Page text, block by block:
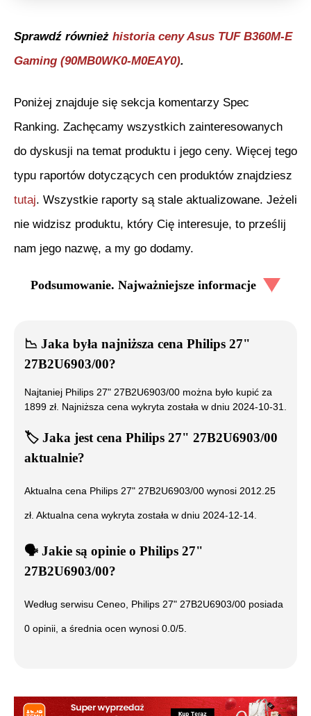
Sprawdź również historia cenyAsus TUF B360M-E
Gaming (90MB0WK0-M0EAY0).
Poniżej znajduje się sekcja komentarzy Spec
Ranking. Zachęcamy wszystkich zainteresowanych
do dyskusji na temat produktu i jego ceny. Więcej tego
typu raportów dotyczących cen produktów znajdziesz
tutaj. Wszystkie raporty są stale aktualizowane. Jeżeli
nie widzisz produktu, który Cię interesuje, to prześlij
nam jego nazwę, a my go dodamy.
Podsumowanie. Najważniejsze informacje
📉 Jaka była najniższa cena Philips 27"
27B2U6903/00?
Najtaniej Philips 27" 27B2U6903/00 można było kupić za
1899 zł. Najniższa cena wykryta została w dniu 2024-10-31
🏷️ Jaka jest cena Philips 27" 27B2U6903/00
aktualnie?
Aktualna cena Philips 27" 27B2U6903/00 wynosi 2012.25
zł. Aktualna cena wykryta została w dniu 2024-12-14
🗣️ ️ Jakie są opinie o Philips 27"
27B2U6903/00?
Według serwisu Ceneo, Philips 27" 27B2U6903/00 posiada
0 opinii, a średnia ocen wynosi 0.0/5.